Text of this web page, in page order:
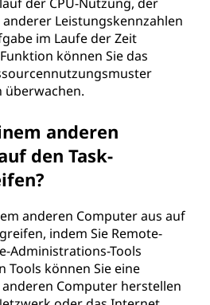
Leistungskennzahlen
im Laufe der Zeit
können Sie das
überwachen.
anderen
den Task-
anderen Computer aus auf
indem Sie Remote-
Administrations-Tools
Tools können Sie eine
Computer herstellen